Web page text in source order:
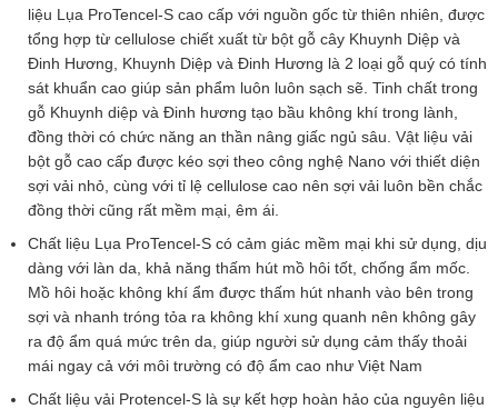
liệu Lụa ProTencel-S cao cấp với nguồn gốc từ thiên nhiên, được
tổng hợp từ cellulose chiết xuất từ bột gỗ cây Khuynh Diệp và
Đinh Hương, Khuynh Diệp và Đinh Hương là 2 loại gỗ quý có tính
sát khuẩn cao giúp sản phẩm luôn luôn sạch sẽ. Tinh chất trong
gỗ Khuynh diệp và Đinh hương tạo bầu không khí trong lành,
đồng thời có chức năng an thần nâng giấc ngủ sâu. Vật liệu vải
bột gỗ cao cấp được kéo sợi theo công nghệ Nano với thiết diện
sợi vải nhỏ, cùng với tỉ lệ cellulose cao nên sợi vải luôn bền chắc
đồng thời cũng rất mềm mại, êm ái.
Chất liệu Lụa ProTencel-S có cảm giác mềm mại khi sử dụng, dịu
dàng với làn da, khả năng thấm hút mồ hôi tốt, chống ẩm mốc.
Mồ hôi hoặc không khí ẩm được thấm hút nhanh vào bên trong
sợi và nhanh tróng tỏa ra không khí xung quanh nên không gây
ra độ ẩm quá mức trên da, giúp người sử dụng cảm thấy thoải
mái ngay cả với môi trường có độ ẩm cao như Việt Nam
Chất liệu vải Protencel-S là sự kết hợp hoàn hảo của nguyên liệu